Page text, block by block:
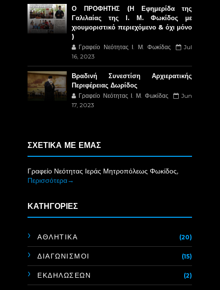
Ο ΠΡΟΦΗΤΗΣ (Η Εφημερίδα της
Γαλιλαίας της Ι. Μ. Φωκίδος με
χιουμοριστικό περιεχόμενο & όχι μόνο
)
Γραφείο Νεότητας Ι. Μ. Φωκίδας
Jul
16, 2023
Βραδινή Συνεστίση Αρχιερατικής
Περιφέρειας Δωρίδος
Γραφείο Νεότητας Ι. Μ. Φωκίδας
Jun
17, 2023
ΣΧΕΤΙΚΑ ΜΕ ΕΜΑΣ
Γραφείο Νεότητας Ιεράς Μητροπόλεως Φωκίδος,
Περισσότερα→
ΚΑΤΗΓΟΡΙΕΣ
ΑΘΛΗΤΙΚΑ (20)
ΔΙΑΓΩΝΙΣΜΟΙ (15)
ΕΚΔΗΛΩΣΕΩΝ (2)